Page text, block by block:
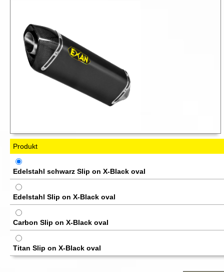
Produkt
Edelstahl schwarz Slip on X-Black oval
Edelstahl Slip on X-Black oval
Carbon Slip on X-Black oval
Titan Slip on X-Black oval